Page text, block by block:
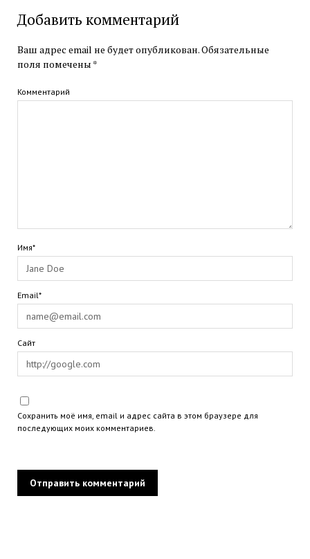
Добавить комментарий
Ваш адрес email не будет опубликован.Обязательные
поля помечены *
Комментарий
Имя*
Email*
Сайт
Сохранить моё имя, email и адрес сайта в этом браузере для
последующих моих комментариев.